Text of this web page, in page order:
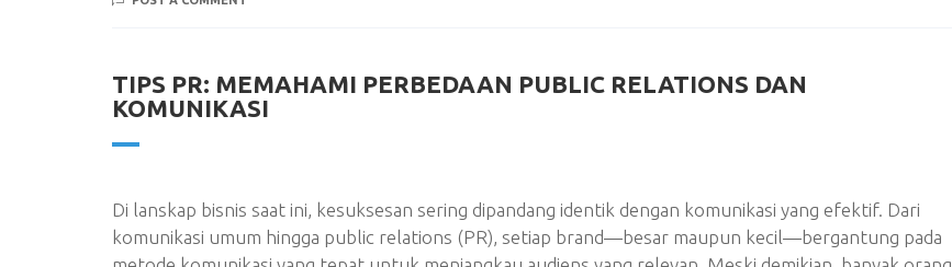
TIPS PR: MEMAHAMI PERBEDAAN PUBLIC RELATIONS DAN
KOMUNIKASI
Di lanskap bisnis saat ini, kesuksesan sering dipandang identik dengan komunikasi yang efektif. Dari
komunikasi umum hingga public relations (PR), setiap brand—besar maupun kecil—bergantung pada